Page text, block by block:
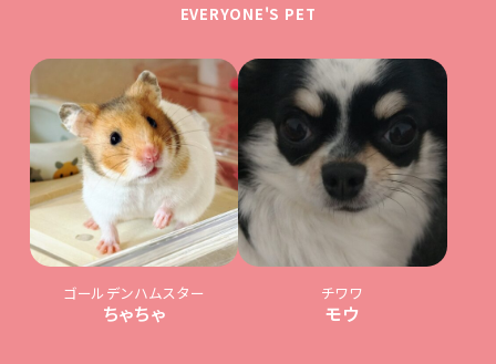
EVERYONE'S PET
ゴールデンハムスター
ちゃちゃ
チワワ
モウ